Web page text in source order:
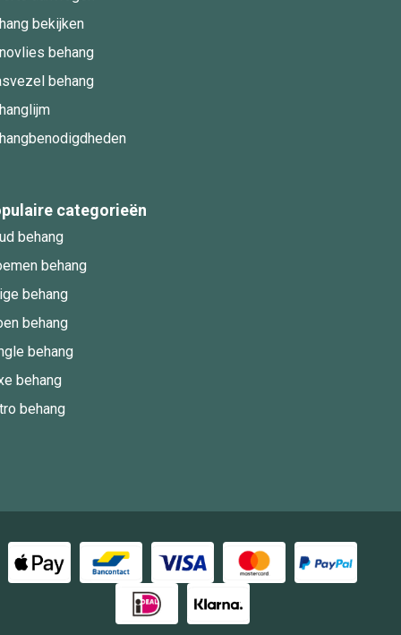
bekijken
behang
behang
categorieën
behang
behang
behang
behang
behang
behang
behang